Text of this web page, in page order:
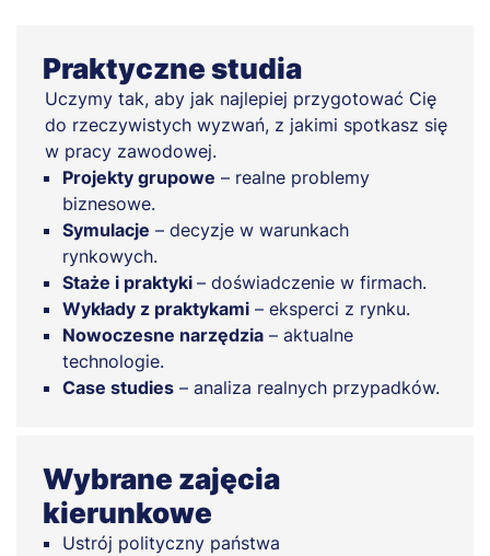
Praktyczne studia
Uczymy tak, aby jak najlepiej przygotować Cię
do rzeczywistych wyzwań, z jakimi spotkasz się
w pracy zawodowej.
Projekty grupowe – realne problemy
biznesowe.
Symulacje – decyzje w warunkach
rynkowych.
Staże i praktyki – doświadczenie w firmach.
Wykłady z praktykami – eksperci z rynku.
Nowoczesne narzędzia – aktualne
technologie.
Case studies – analiza realnych przypadków.
Wybrane zajęcia
kierunkowe
Ustrój polityczny państwa